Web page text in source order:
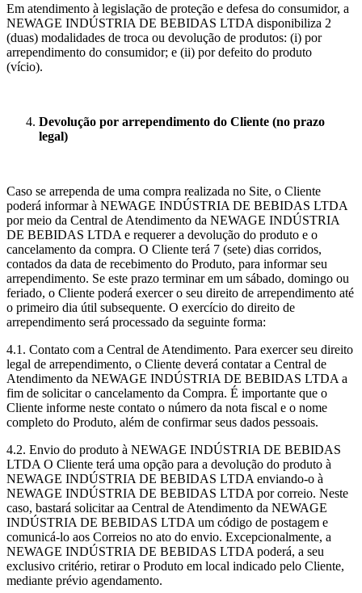
Em atendimento à legislação de proteção e defesa do consumidor, a
NEWAGE INDÚSTRIA DE BEBIDAS LTDA disponibiliza 2
(duas) modalidades de troca ou devolução de produtos: (i) por
arrependimento do consumidor; e (ii) por defeito do produto
(vício).
Devolução por arrependimento do Cliente (no prazo
legal)
Caso se arrependa de uma compra realizada no Site, o Cliente
poderá informar à NEWAGE INDÚSTRIA DE BEBIDAS LTDA
por meio da Central de Atendimento da NEWAGE INDÚSTRIA
DE BEBIDAS LTDA e requerer a devolução do produto e o
cancelamento da compra. O Cliente terá 7 (sete) dias corridos,
contados da data de recebimento do Produto, para informar seu
arrependimento. Se este prazo terminar em um sábado, domingo ou
feriado, o Cliente poderá exercer o seu direito de arrependimento até
o primeiro dia útil subsequente. O exercício do direito de
arrependimento será processado da seguinte forma:
4.1. Contato com a Central de Atendimento. Para exercer seu direito
legal de arrependimento, o Cliente deverá contatar a Central de
Atendimento da NEWAGE INDÚSTRIA DE BEBIDAS LTDA a
fim de solicitar o cancelamento da Compra. É importante que o
Cliente informe neste contato o número da nota fiscal e o nome
completo do Produto, além de confirmar seus dados pessoais.
4.2. Envio do produto à NEWAGE INDÚSTRIA DE BEBIDAS
LTDA O Cliente terá uma opção para a devolução do produto à
NEWAGE INDÚSTRIA DE BEBIDAS LTDA enviando-o à
NEWAGE INDÚSTRIA DE BEBIDAS LTDA por correio. Neste
caso, bastará solicitar aa Central de Atendimento da NEWAGE
INDÚSTRIA DE BEBIDAS LTDA um código de postagem e
comunicá-lo aos Correios no ato do envio. Excepcionalmente, a
NEWAGE INDÚSTRIA DE BEBIDAS LTDA poderá, a seu
exclusivo critério, retirar o Produto em local indicado pelo Cliente,
mediante prévio agendamento.